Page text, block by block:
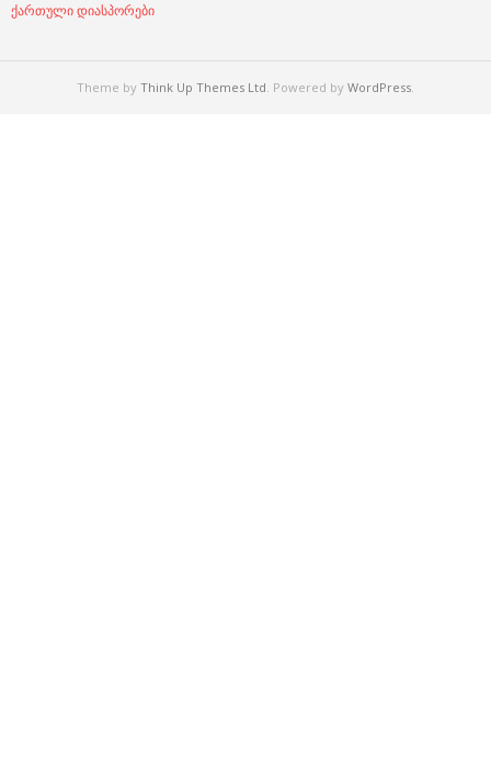
ქართული დიასპორები
Theme by Think Up Themes Ltd. Powered by WordPress.